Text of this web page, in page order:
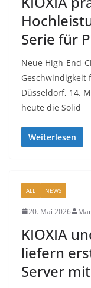
Serie für
Neue High-End-
Düsseldorf, 14.
heute die Solid
Weiterlesen
ALL NEWS
20. Mai 2026
KIOXIA
liefern
Server